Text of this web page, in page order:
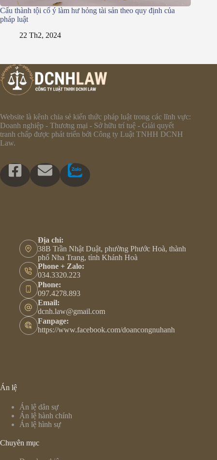
Cấu thành tội cố ý làm hư hỏng tài sản theo quy định của
pháp luật
22 Th2, 2024
Website là kênh chia sẻ kiến thức pháp luật trong các lĩnh vực:
Doanh nghiệp - Thương mại - Sở hữu trí tuệ - Giải quyết
tranh chấp được phát triển bởi Công ty Luật TNHH DCNH
Law.
Địa chỉ:
38B Trần Nhật Duật, phường Phước Hoà, thành
phố Nha Trang, tỉnh Khánh Hoà
Phone + Zalo:
034.3320.223
Phone:
097.4278.893
Email:
dcnh.law@gmail.com
Fanpage:
https://www.facebook.com/doancongnuhanh
Án lệ
Án lệ dân sự
Án lệ hành chính
Án lệ hình sự
Chuyên mục